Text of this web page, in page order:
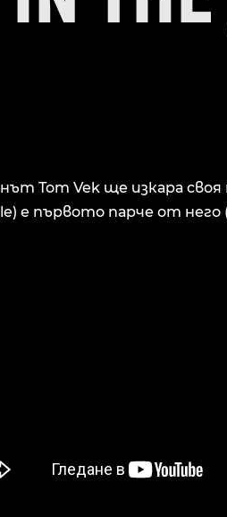
Tom Vek ще изкара
е първото парче от него